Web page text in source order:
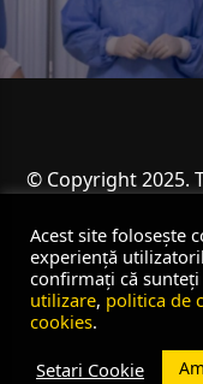
© Copyright 2025.
Acest site folosește
experiență
confirmați că sunteți
utilizare, politica de
cookies.
Setari Cookie